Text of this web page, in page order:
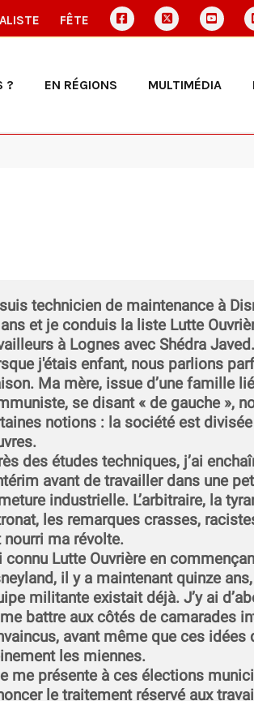
FÊTE
? EN RÉGIONS MULTIMÉDIA
technicien de maintenance à
et je conduis la liste Lutte
à Lognes avec Shédra Javed.
j'étais enfant, nous parlions
Ma mère, issue d’une famille
se disant « de gauche »,
notions : la société est
des études techniques, j’ai
avant de travailler dans une
industrielle. L’arbitraire, la
les remarques crasses,
nourri ma révolte.
connu Lutte Ouvrière en
il y a maintenant quinze
militante existait déjà. J’y ai
battre aux côtés de camarades
avant même que ces idées
les miennes.
me présente à ces élections
le traitement réservé aux